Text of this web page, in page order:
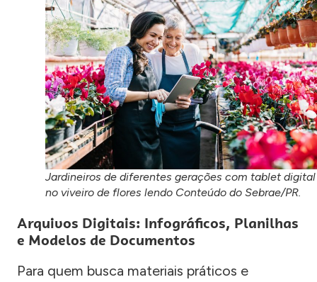
Jardineiros de diferentes gerações com tablet digital
no viveiro de flores lendo Conteúdo do Sebrae/PR.
Arquivos Digitais: Infográficos, Planilhas
e Modelos de Documentos
Para quem busca materiais práticos e